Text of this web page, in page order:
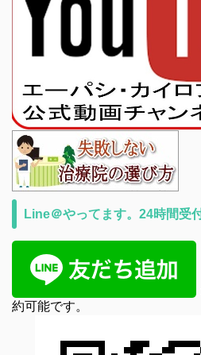
Line＠やってます。24時間受
約可能です。